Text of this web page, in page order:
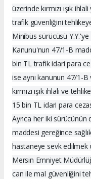
üzerinde kırmızı ışık
trafik güvenliğini
Minibüs sürücüsü Y.Y.'ye
Kanunu'nun 47/1-B
bin TL trafik idari para
ise aynı kanunun 47/1-
kırmızı ışık ihlali ve
15 bin TL idari para
Ayrıca her iki sürücünün
maddesi gereğince
hastaneye sevk edilmek
Mersin Emniyet
can ile mal güvenliğini